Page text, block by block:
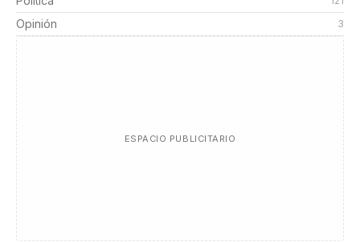
Opinión 3
ESPACIO PUBLICITARIO